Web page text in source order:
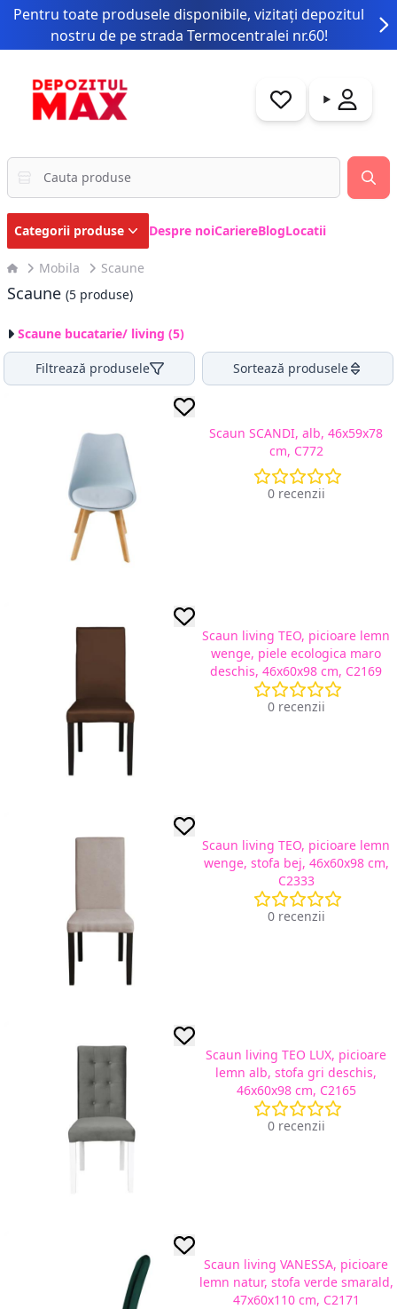
Pentru toate produsele disponibile, vizitați depozitul
nostru de pe strada Termocentralei nr.60!
Categorii produse Despre noiCariereBlogLocatii
Mobila Scaune
Scaune (5 produse)
Scaune bucatarie/ living (5)
Filtrează produsele Sortează produsele
Scaun SCANDI, alb, 46x59x78
cm, C772
0 recenzii
Scaun living TEO, picioare lemn
wenge, piele ecologica maro
deschis, 46x60x98 cm, C2169
0 recenzii
Scaun living TEO, picioare lemn
wenge, stofa bej, 46x60x98 cm,
C2333
0 recenzii
Scaun living TEO LUX, picioare
lemn alb, stofa gri deschis,
46x60x98 cm, C2165
0 recenzii
Scaun living VANESSA, picioare
lemn natur, stofa verde smarald,
47x60x110 cm, C2171